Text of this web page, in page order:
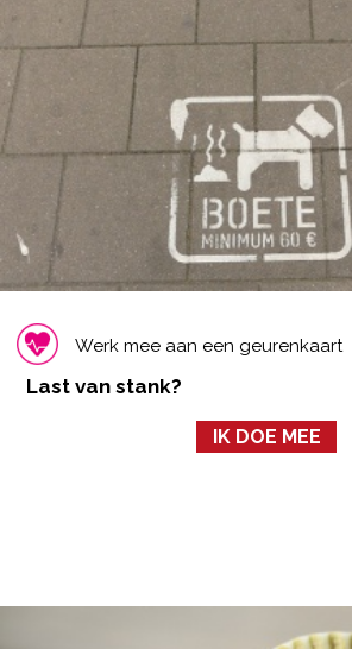
Werk mee aan een geurenkaart
Last van stank?
IK DOE MEE